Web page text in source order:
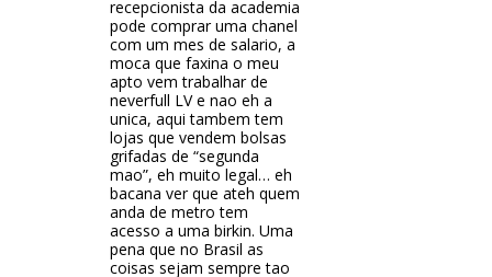
recepcionista da academia
pode comprar uma chanel
com um mes de salario, a
moca que faxina o meu
apto vem trabalhar de
neverfull LV e nao eh a
unica, aqui tambem tem
lojas que vendem bolsas
grifadas de “segunda
mao”, eh muito legal… eh
bacana ver que ateh quem
anda de metro tem
acesso a uma birkin. Uma
pena que no Brasil as
coisas sejam sempre tao